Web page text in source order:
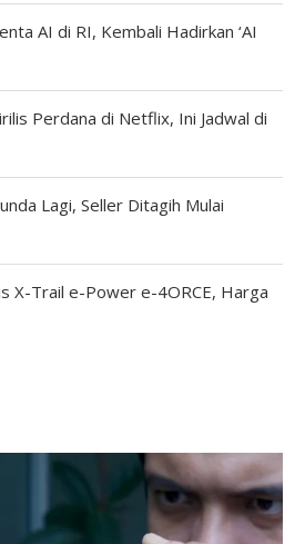
AI di RI, Kembali Hadirkan ‘AI
Perdana di Netflix, Ini Jadwal di
Lagi, Seller Ditagih Mulai
X-Trail e-Power e-4ORCE, Harga